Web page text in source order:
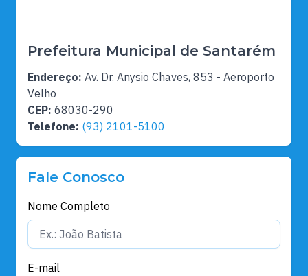
Prefeitura Municipal de Santarém
Endereço: Av. Dr. Anysio Chaves, 853 - Aeroporto
Velho
CEP: 68030-290
Telefone: (93) 2101-5100
Fale Conosco
Nome Completo
E-mail